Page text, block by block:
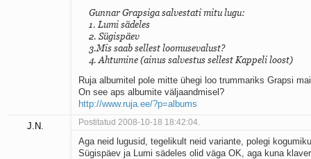
Gunnar Grapsiga salvestati mitu lugu:
1. Lumi sädeles
2. Sügispäev
3.Mis saab sellest loomusevalust?
4. Ahtumine (ainus salvestus sellest Kappeli loost)
Ruja albumitel pole mitte ühegi loo trummariks Grapsi
On see aps albumite väljaandmisel?
http://www.ruja.ee/?p=albums
J.N. Postitatud 2008-10-18 18:42:04.
Aga neid lugusid, tegelikult neid variante, polegi
Sügispäev ja Lumi sädeles olid väga OK, aga kuna